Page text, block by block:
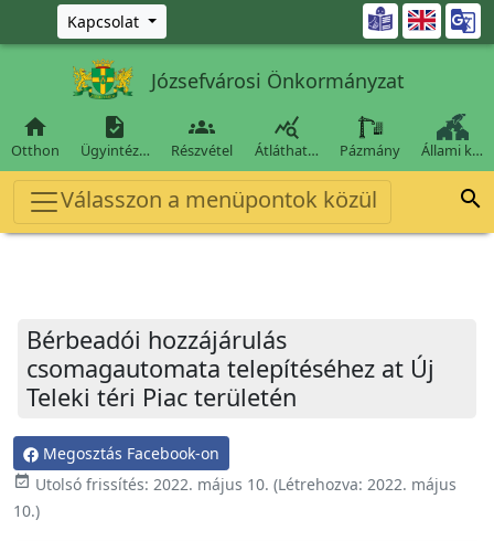
Ugrás a fő tartalomra
Kapcsolat 
Józsefvárosi Önkormányzat

Otthon

Ügyintéz…

Részvétel

Átláthat… Pázmány Állami k…
Válasszon a menüpontok közül 
Bérbeadói hozzájárulás
csomagautomata telepítéséhez at Új
Teleki téri Piac területén
Megosztás Facebook-on
event_available Utolsó frissítés: 2022. május 10. (Létrehozva: 2022. május
10.)